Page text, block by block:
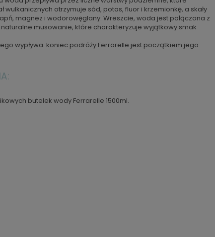
wulkanicznych otrzymuje sód, potas, fluor i krzemionkę, a skały
magnez i wodorowęglany. Wreszcie, woda jest połączona z
musowanie, które charakteryzuje wyjątkowy smak
wypływa: koniec podróży Ferrarelle jest początkiem jego
butelek wody Ferrarelle 1500ml.